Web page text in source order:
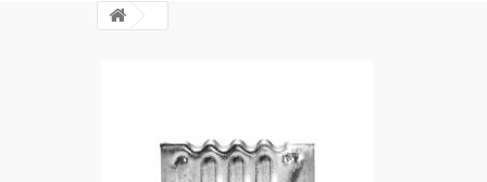
Par exemple +distributeur +CD01